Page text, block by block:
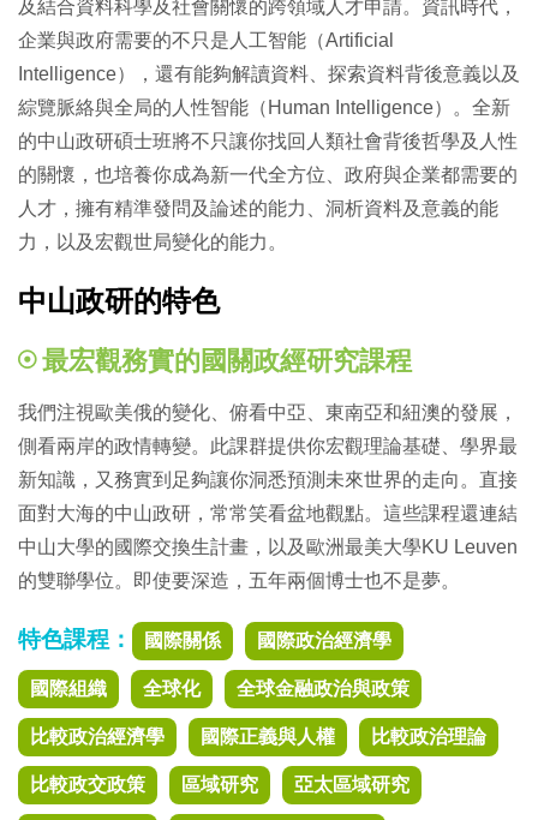
及結合資料科學及社會關懷的跨領域人才申請。資訊時代，
企業與政府需要的不只是人工智能（Artificial
Intelligence），還有能夠解讀資料、探索資料背後意義以及
綜覽脈絡與全局的人性智能（Human Intelligence）。全新
的中山政研碩士班將不只讓你找回人類社會背後哲學及人性
的關懷，也培養你成為新一代全方位、政府與企業都需要的
人才，擁有精準發問及論述的能力、洞析資料及意義的能
力，以及宏觀世局變化的能力。
中山政研的特色
最宏觀務實的國關政經研究課程
我們注視歐美俄的變化、俯看中亞、東南亞和紐澳的發展，
側看兩岸的政情轉變。此課群提供你宏觀理論基礎、學界最
新知識，又務實到足夠讓你洞悉預測未來世界的走向。直接
面對大海的中山政研，常常笑看盆地觀點。這些課程還連結
中山大學的國際交換生計畫，以及歐洲最美大學KU Leuven
的雙聯學位。即使要深造，五年兩個博士也不是夢。
特色課程： 國際關係 國際政治經濟學
國際組織 全球化 全球金融政治與政策
比較政治經濟學 國際正義與人權 比較政治理論
比較政交政策 區域研究 亞太區域研究